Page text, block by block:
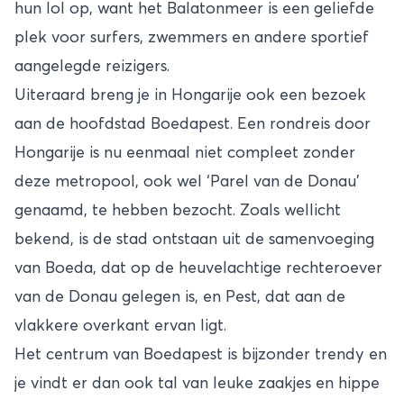
hun lol op, want het Balatonmeer is een geliefde
plek voor surfers, zwemmers en andere sportief
aangelegde reizigers.
Uiteraard breng je in Hongarije ook een bezoek
aan de hoofdstad Boedapest. Een rondreis door
Hongarije is nu eenmaal niet compleet zonder
deze metropool, ook wel ‘Parel van de Donau’
genaamd, te hebben bezocht. Zoals wellicht
bekend, is de stad ontstaan uit de samenvoeging
van Boeda, dat op de heuvelachtige rechteroever
van de Donau gelegen is, en Pest, dat aan de
vlakkere overkant ervan ligt.
Het centrum van Boedapest is bijzonder trendy en
je vindt er dan ook tal van leuke zaakjes en hippe